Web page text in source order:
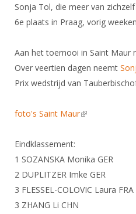
Vacatures
Medewerkers
Alle Verenigingen
Nieuws
Verenigingsondersteuning
Rolstoelschermen
Wedstrijdkalender
KNAS Keurmerk
NK's
JPT
Wedstrijdorganisatie
Nieuws
Internationale Titeltoernooien
Internationale opleidingen
Opleidingen
Leraar
Voor scheidsrechters
Scheidsrechter Documentatie
Opleidingen
Tuchtzaken
Archief
Sonja Tol, die meer van
6e plaats in Praag, vorig
Aan het toernooi in Saint Maur
Over veertien dagen neemt
Prix wedstrijd van
foto's Saint Maur(link is external)
Eindklassement:
1 SOZANSKA Monika GER
2 DUPLITZER Imke GER
3 FLESSEL-COLOVIC Laura FRA
3 ZHANG Li CHN